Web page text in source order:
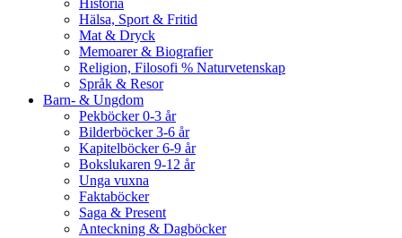
Historia
Hälsa, Sport & Fritid
Mat & Dryck
Memoarer & Biografier
Religion, Filosofi % Naturvetenskap
Språk & Resor
Barn- & Ungdom
Pekböcker 0-3 år
Bilderböcker 3-6 år
Kapitelböcker 6-9 år
Bokslukaren 9-12 år
Unga vuxna
Faktaböcker
Saga & Present
Anteckning & Dagböcker